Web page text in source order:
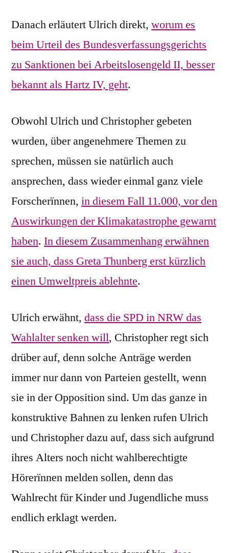
Danach erläutert Ulrich direkt, worum es
beim Urteil des Bundesverfassungsgerichts
zu Sanktionen bei Arbeitslosengeld II, besser
bekannt als Hartz IV, geht.
Obwohl Ulrich und Christopher gebeten
wurden, über angenehmere Themen zu
sprechen, müssen sie natürlich auch
ansprechen, dass wieder einmal ganz viele
Forscherïnnen, in diesem Fall 11.000, vor den
Auswirkungen der Klimakatastrophe gewarnt
haben. In diesem Zusammenhang erwähnen
sie auch, dass Greta Thunberg erst kürzlich
einen Umweltpreis ablehnte.
Ulrich erwähnt, dass die SPD in NRW das
Wahlalter senken will, Christopher regt sich
drüber auf, denn solche Anträge werden
immer nur dann von Parteien gestellt, wenn
sie in der Opposition sind. Um das ganze in
konstruktive Bahnen zu lenken rufen Ulrich
und Christopher dazu auf, dass sich aufgrund
ihres Alters noch nicht wahlberechtigte
Hörerïnnen melden sollen, denn das
Wahlrecht für Kinder und Jugendliche muss
endlich erklagt werden.